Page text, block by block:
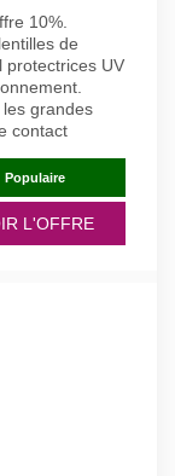
10%.
de
protectrices UV
grandes
contact
Populaire
L'OFFRE